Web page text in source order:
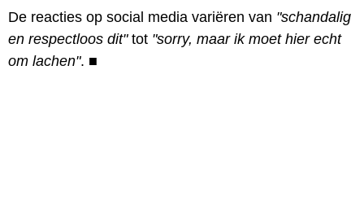
De reacties op social media variëren van "schandalig
en respectloos dit"tot "sorry, maar ik moet hier echt
om lachen". ■